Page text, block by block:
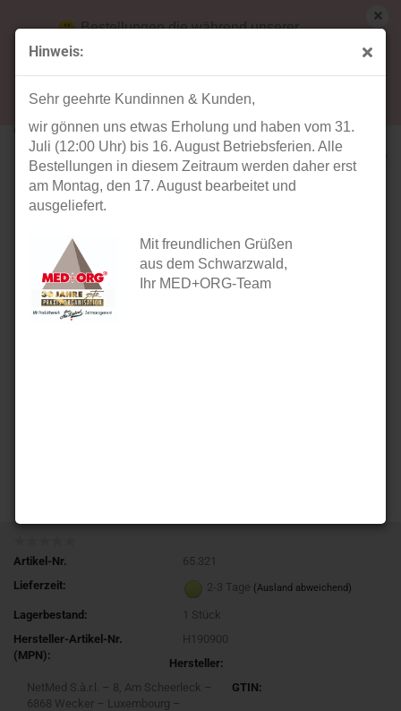
Hinweis:
Sehr geehrte Kundinnen & Kunden,
wir gönnen uns etwas Erholung und haben vom 31.
Juli (12:00 Uhr) bis 16. August Betriebsferien. Alle
Bestellungen in diesem Zeitraum werden daher erst
am Montag, den 17. August bearbeitet und
ausgeliefert.
Mit freundlichen Grüßen
aus dem Schwarzwald,
Ihr MED+ORG-Team
Bestellungen die während unserer
Betriebsferien (31. Juli ab 12:00 Uhr bis 16.
Artikel in dieser Kategorie
echtes Kaninchenskelett
Artikel-Nr.
65.321
Lieferzeit:
2-3 Tage (Ausland abweichend)
Lagerbestand:
Stück
Hersteller-Artikel-Nr.
(MPN):
H190900
Hersteller:
NetMed S.à.r.l. – 8, Am Scheerleck –
6868 Wecker – Luxembourg –
GTIN: